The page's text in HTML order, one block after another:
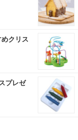
クリス
プレゼ